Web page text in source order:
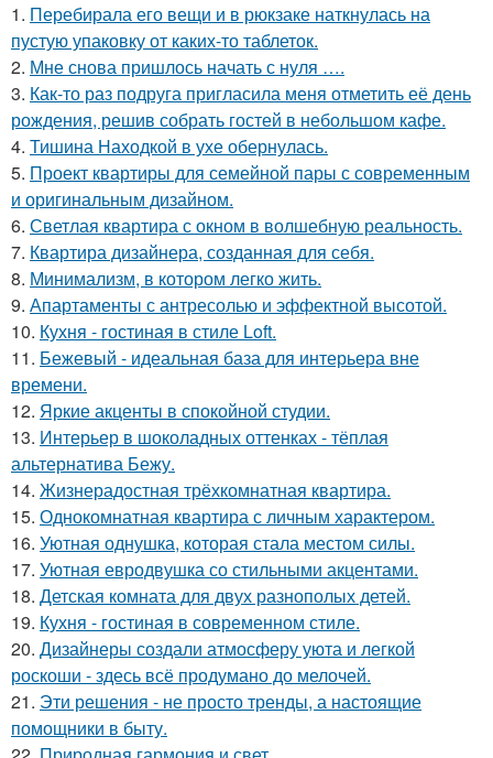
1. Перебирала его вещи и в рюкзаке наткнулась на
пустую упаковку от каких-то таблеток.
2. Мне снова пришлось начать с нуля ….
3. Как-то раз подруга пригласила меня отметить её день
рождения, решив собрать гостей в небольшом кафе.
4. Тишина Находкой в ухе обернулась.
5. Проект квартиры для семейной пары с современным
и оригинальным дизайном.
6. Светлая квартира с окном в волшебную реальность.
7. Квартира дизайнера, созданная для себя.
8. Минимализм, в котором легко жить.
9. Апартаменты с антресолью и эффектной высотой.
10. Кухня - гостиная в стиле Loft.
11. Бежевый - идеальная база для интерьера вне
времени.
12. Яркие акценты в спокойной студии.
13. Интерьер в шоколадных оттенках - тёплая
альтернатива Бежу.
14. Жизнерадостная трёхкомнатная квартира.
15. Однокомнатная квартира с личным характером.
16. Уютная однушка, которая стала местом силы.
17. Уютная евродвушка со стильными акцентами.
18. Детская комната для двух разнополых детей.
19. Кухня - гостиная в современном стиле.
20. Дизайнеры создали атмосферу уюта и легкой
роскоши - здесь всё продумано до мелочей.
21. Эти решения - не просто тренды, а настоящие
помощники в быту.